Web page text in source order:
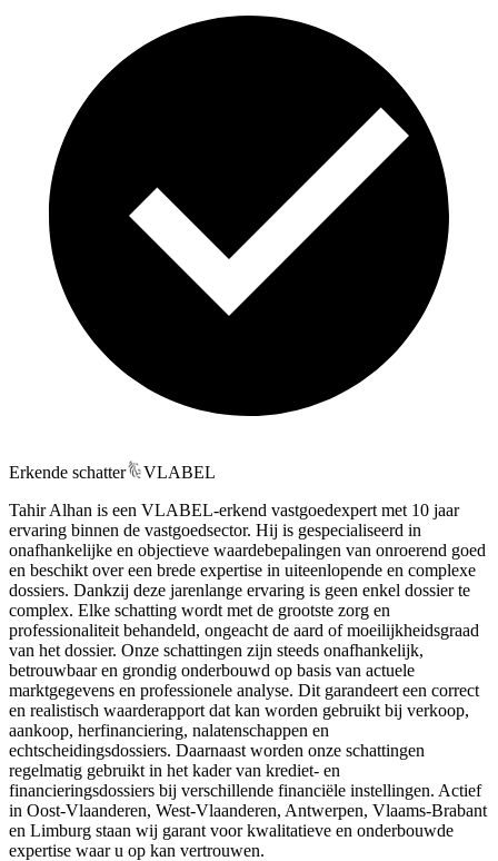
Erkende schatter
VLABEL
Tahir Alhan is een VLABEL-erkend vastgoedexpert met 10 jaar
ervaring binnen de vastgoedsector. Hij is gespecialiseerd in
onafhankelijke en objectieve waardebepalingen van onroerend goed
en beschikt over een brede expertise in uiteenlopende en complexe
dossiers. Dankzij deze jarenlange ervaring is geen enkel dossier te
complex. Elke schatting wordt met de grootste zorg en
professionaliteit behandeld, ongeacht de aard of moeilijkheidsgraad
van het dossier. Onze schattingen zijn steeds onafhankelijk,
betrouwbaar en grondig onderbouwd op basis van actuele
marktgegevens en professionele analyse. Dit garandeert een correct
en realistisch waarderapport dat kan worden gebruikt bij verkoop,
aankoop, herfinanciering, nalatenschappen en
echtscheidingsdossiers. Daarnaast worden onze schattingen
regelmatig gebruikt in het kader van krediet- en
financieringsdossiers bij verschillende financiële instellingen. Actief
in Oost-Vlaanderen, West-Vlaanderen, Antwerpen, Vlaams-Brabant
en Limburg staan wij garant voor kwalitatieve en onderbouwde
expertise waar u op kan vertrouwen.